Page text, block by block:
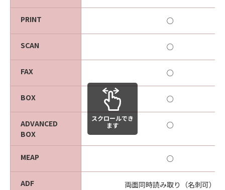
PRINT ○
SCAN ○
FAX ○
BOX ○
ADVANCED
BOX
○
MEAP ○
ADF 両面同時読み取り（名刺可）
スクロールでき
ます